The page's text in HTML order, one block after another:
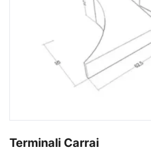
Terminali Carrai